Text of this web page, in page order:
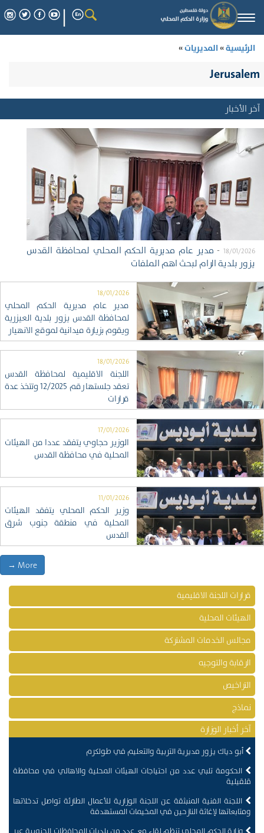
الرئيسية»المديريات»
Jerusalem
آخر الأخبار
18/01/2026
- مدير عام مديرية الحكم المحلي لمحافظة القدس
يزور بلدية الرام لبحث اهم الملفات
18/01/2026
مدير عام مديرية الحكم المحلي
لمحافظة القدس يزور بلدية العيزرية
ويقوم بزيارة ميدانية لموقع الانهيار
18/01/2026
اللجنة الاقليمية لمحافظة القدس
تعقد جلستها رقم 12/2025 وتتخذ عدة
قرارات
17/01/2026
الوزير حجاوي يتفقد عددا من الهيئات
المحلية في محافظة القدس
11/01/2026
وزير الحكم المحلي يتفقد الهيئات
المحلية في منطقة جنوب شرق
القدس
More →
قرارات اللجنة الاقليمية
الهيئات المحلية
مجالس الخدمات المشتركة
الرقابة والتوجيه
التراخيص
نماذج
آخر أخبار الوزارة
أبو دياك يزور مديرية التربية والتعليم في طولكرم
الحكومة تلبي عدد من احتياجات الهيئات المحلية والاهالي في محافظة
قلقيلية
اللجنة الفنية المنبثقة عن اللجنة الوزارية للأعمال الطارئة تواصل تدخلاتها
ومتابعاتها لإغاثة النازحين في المخيمات المستهدفة
وزارة الحكم المحلي تنظم لقاء مع عدد من بلديات المحافظات الجنوبية عبر